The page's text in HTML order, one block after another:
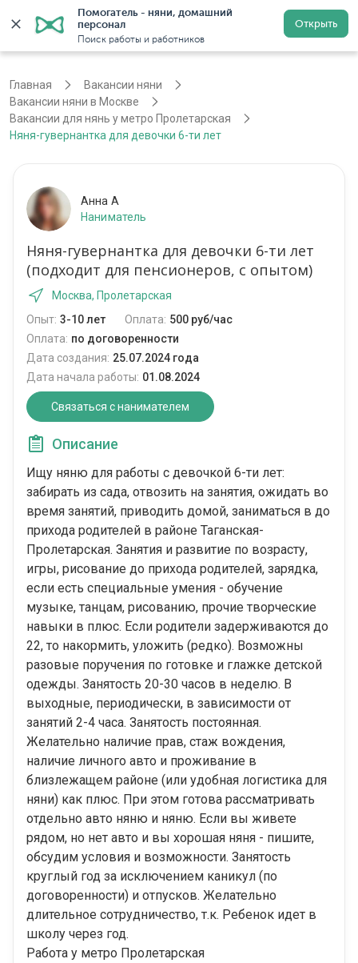
Помогатель - няни, домашний
персонал
Поиск работы и работников
Открыть
Регистрация
Главная
Вакансии няни
Вакансии няни в Москве
Вакансии для нянь у метро Пролетарская
Няня-гувернантка для девочки 6-ти лет
Анна А
Наниматель
Няня-гувернантка для девочки 6-ти лет
(подходит для пенсионеров, с опытом)
Москва, Пролетарская
Опыт: 3-10 лет Оплата: 500 руб/час
Оплата: по договоренности
Дата создания: 25.07.2024 года
Дата начала работы: 01.08.2024
Связаться с нанимателем
Описание
Ищу няню для работы с девочкой 6-ти лет:
забирать из сада, отвозить на занятия, ожидать во
время занятий, приводить домой, заниматься в до
прихода родителей в районе Таганская-
Пролетарская. Занятия и развитие по возрасту,
игры, рисование до прихода родителей, зарядка,
если есть специальные умения - обучение
музыке, танцам, рисованию, прочие творческие
навыки в плюс. Если родители задерживаются до
22, то накормить, уложить (редко). Возможны
разовые поручения по готовке и глажке детской
одежды. Занятость 20-30 часов в неделю. В
выходные, периодически, в зависимости от
занятий 2-4 часа. Занятость постоянная.
Желательно наличие прав, стаж вождения,
наличие личного авто и проживание в
близлежащем районе (или удобная логистика для
няни) как плюс. При этом готова рассматривать
отдельно авто няню и няню. Если вы живете
рядом, но нет авто и вы хорошая няня - пишите,
обсудим условия и возможности. Занятость
круглый год за исключением каникул (по
договоренности) и отпусков. Желательно
длительное сотрудничество, т.к. Ребенок идет в
школу через год.
Работа у метро Пролетарская